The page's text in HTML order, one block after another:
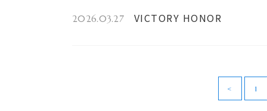
2026.03.27 VICTORY HONOR
< 1